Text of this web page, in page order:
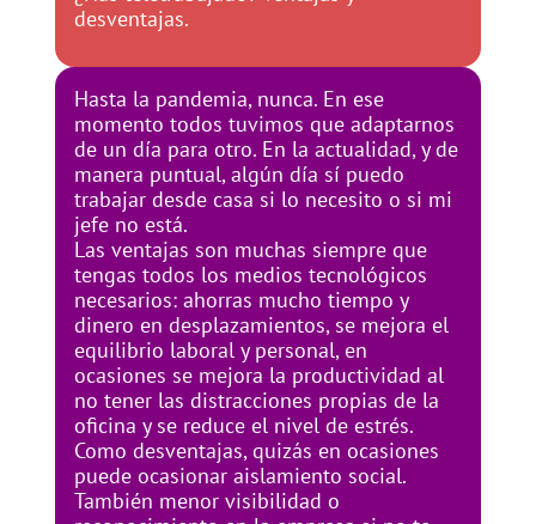
desventajas.
Hasta la pandemia, nunca. En ese
momento todos tuvimos que adaptarnos
de un día para otro. En la actualidad, y de
manera puntual, algún día sí puedo
trabajar desde casa si lo necesito o si mi
jefe no está.
Las ventajas son muchas siempre que
tengas todos los medios tecnológicos
necesarios: ahorras mucho tiempo y
dinero en desplazamientos, se mejora el
equilibrio laboral y personal, en
ocasiones se mejora la productividad al
no tener las distracciones propias de la
oficina y se reduce el nivel de estrés.
Como desventajas, quizás en ocasiones
puede ocasionar aislamiento social.
También menor visibilidad o